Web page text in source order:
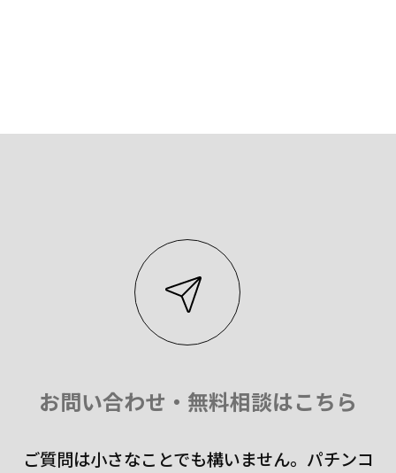
お問い合わせ・無料相談はこちら
ご質問は小さなことでも構いません。 パチンコ